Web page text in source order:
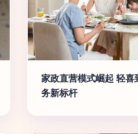
家政直营模式崛起 轻
务新标杆